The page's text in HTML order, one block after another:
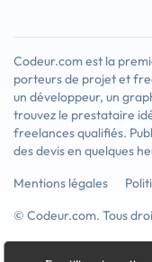
Codeur.com est la
porteurs de projet et
un développeur, un
trouvez le prestataire
freelances qualifiés.
des devis en quelques
Mentions légales
© Codeur.com. Tous